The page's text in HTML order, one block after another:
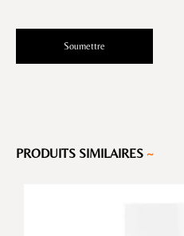
PRODUITS SIMILAIRES ~